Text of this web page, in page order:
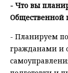
- Что вы
Общественной
- Планируем
гражданами и